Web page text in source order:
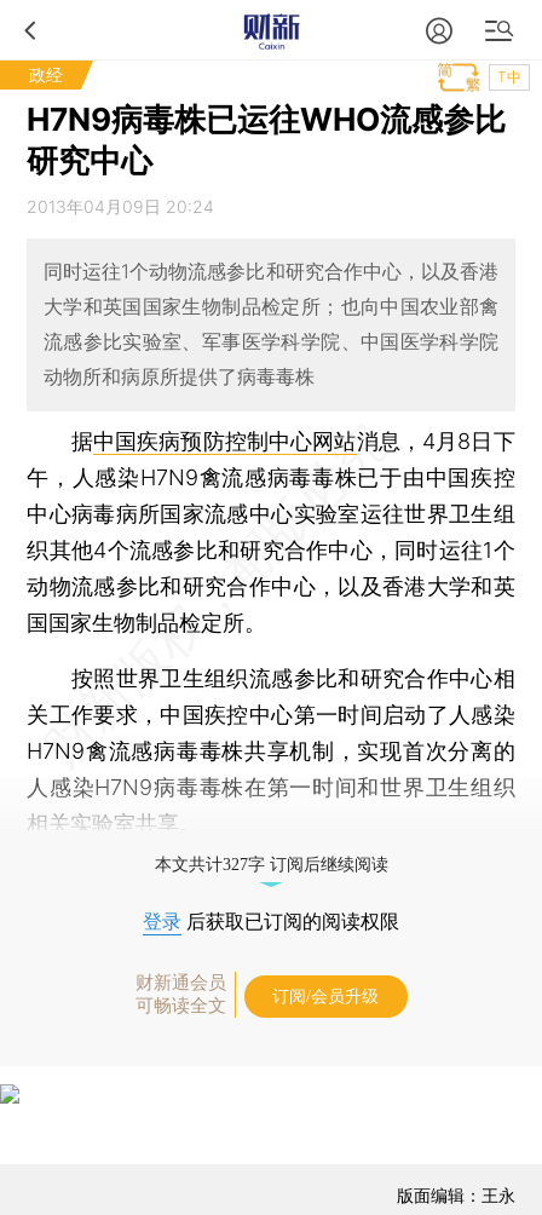
政经 T中
H7N9病毒株已运往WHO流感参比
研究中心
2013年04月09日 20:24
同时运往1个动物流感参比和研究合作中心，以及香港
大学和英国国家生物制品检定所；也向中国农业部禽
流感参比实验室、军事医学科学院、中国医学科学院
动物所和病原所提供了病毒毒株
据中国疾病预防控制中心网站消息，4月8日下
午，人感染H7N9禽流感病毒毒株已于由中国疾控
中心病毒病所国家流感中心实验室运往世界卫生组
织其他4个流感参比和研究合作中心，同时运往1个
动物流感参比和研究合作中心，以及香港大学和英
国国家生物制品检定所。
按照世界卫生组织流感参比和研究合作中心相
关工作要求，中国疾控中心第一时间启动了人感染
H7N9禽流感病毒毒株共享机制，实现首次分离的
人感染H7N9病毒毒株在第一时间和世界卫生组织
相关实验室共享。
本文共计327字 订阅后继续阅读
登录 后获取已订阅的阅读权限
财新通会员
可畅读全文
订阅/会员升级
版面编辑：王永